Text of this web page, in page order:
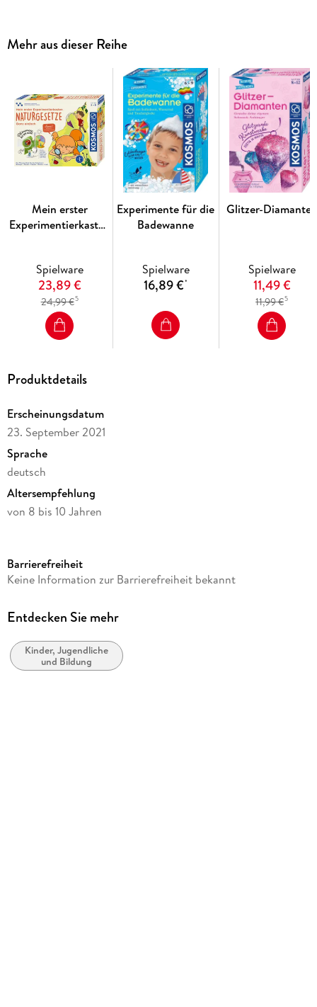
Mehr aus dieser Reihe
Mein erster
Experimentierkasten
Spielware
23,89 €
24,99 €5
Experimente für die
Badewanne
Spielware
16,89 €*
Glitzer-Diamanten
Spielware
11,49 €
11,99 €5
Produktdetails
Erscheinungsdatum
23. September 2021
Sprache
deutsch
Altersempfehlung
von 8 bis 10 Jahren
Verlag/Hersteller
Produktart
Gewicht
425 g
Barrierefreiheit
Keine Information zur Barrierefreiheit bekannt
Entdecken Sie mehr
Kinder, Jugendliche
und Bildung